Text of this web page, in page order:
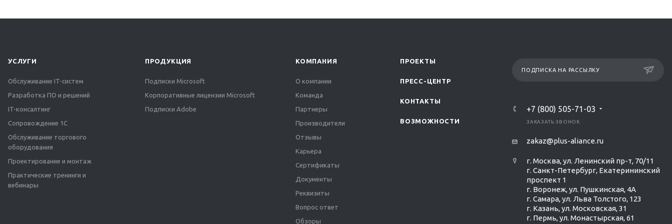
УСЛУГИ
Обслуживание IT-систем
Разработка ПО и решений
IT-консалтинг
Сопровождение 1С
Обслуживание торгового
оборудования
Проектирование и монтаж
Практические тренинги и
вебинары
ПРОДУКЦИЯ
Подписки Microsoft
Корпоративные лицензии Microsoft
Подписки Adobe
КОМПАНИЯ
О компании
Команда
Партнеры
Производители
Отзывы
Карьера
Сертификаты
Документы
Реквизиты
Вопрос ответ
Обзоры
ПРОЕКТЫ
ПРЕСС-ЦЕНТР
КОНТАКТЫ
ВОЗМОЖНОСТИ
ПОДПИСКА НА РАССЫЛКУ
+7 (800) 505-71-03
ЗАКАЗАТЬ ЗВОНОК
zakaz@plus-aliance.ru
г. Москва, ул. Ленинский пр-т, 70/11
г. Санкт-Петербург, Екатерининский
проспект 1
г. Воронеж, ул. Пушкинская, 4А
г. Самара, ул. Льва Толстого, 123
г. Казань, ул. Московская, 31
г. Пермь, ул. Монастырская, 61